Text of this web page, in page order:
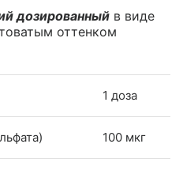
дозированный в виде
оттенком
1 доза
100 мкг